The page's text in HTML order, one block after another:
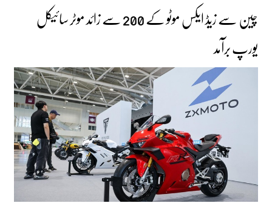
چین سے زیڈ ایکس موٹو کے 200 سے زائد موٹر سائیکل
یورپ برآمد